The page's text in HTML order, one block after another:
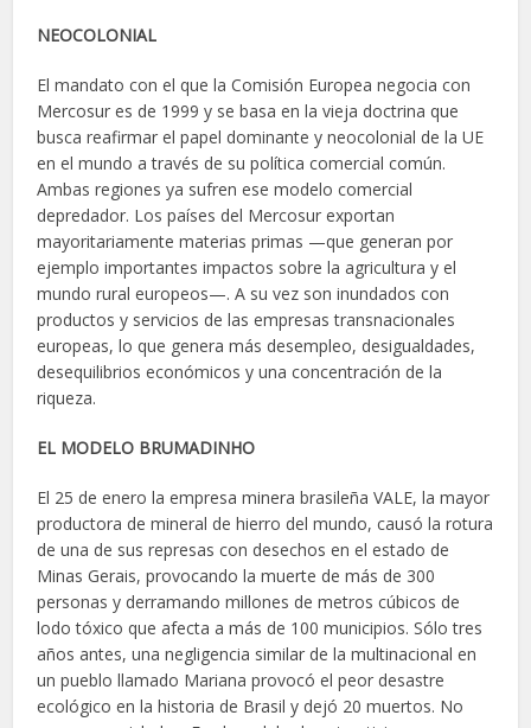
NEOCOLONIAL
El mandato con el que la Comisión Europea negocia con
Mercosur es de 1999 y se basa en la vieja doctrina que
busca reafirmar el papel dominante y neocolonial de la UE
en el mundo a través de su política comercial común.
Ambas regiones ya sufren ese modelo comercial
depredador. Los países del Mercosur exportan
mayoritariamente materias primas —que generan por
ejemplo importantes impactos sobre la agricultura y el
mundo rural europeos—. A su vez son inundados con
productos y servicios de las empresas transnacionales
europeas, lo que genera más desempleo, desigualdades,
desequilibrios económicos y una concentración de la
riqueza.
EL MODELO BRUMADINHO
El 25 de enero la empresa minera brasileña VALE, la mayor
productora de mineral de hierro del mundo, causó la rotura
de una de sus represas con desechos en el estado de
Minas Gerais, provocando la muerte de más de 300
personas y derramando millones de metros cúbicos de
lodo tóxico que afecta a más de 100 municipios. Sólo tres
años antes, una negligencia similar de la multinacional en
un pueblo llamado Mariana provocó el peor desastre
ecológico en la historia de Brasil y dejó 20 muertos. No